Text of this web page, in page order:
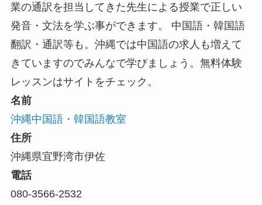
業の通訳を担当してきた先生による授業で正しい
発音・文法を学ぶ事ができます。 中国語・韓国語
翻訳・通訳等も。沖縄では中国語の求人も増えて
きていますのでみんなで学びましょう。無料体験
レッスンはサイトをチェック。
名前
沖縄中国語・韓国語教室
住所
沖縄県宜野湾市伊佐
電話
080-3566-2532